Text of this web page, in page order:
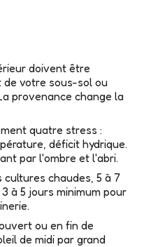
doivent être
de votre sous-sol ou
provenance change la
quatre stress :
déficit hydrique.
par l'ombre et l'abri.
cultures chaudes, 5 à 7
3 à 5 jours minimum pour
ou en fin de
de midi par grand